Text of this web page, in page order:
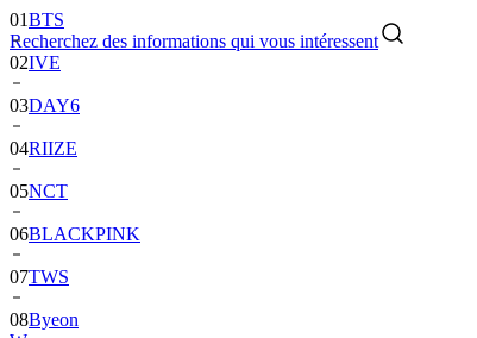
Recherchez des informations qui vous intéressent
02IVE
03DAY6
04RIIZE
05NCT
06BLACKPINK
07TWS
08Byeon
Woo-
seok